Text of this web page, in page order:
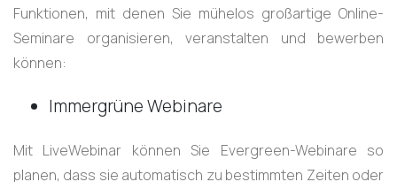
Funktionen, mit denen Sie mühelos großartige Online-
Seminare organisieren, veranstalten und bewerben
können:
Immergrüne Webinare
Mit LiveWebinar können Sie Evergreen-Webinare so
planen, dass sie automatisch zu bestimmten Zeiten oder